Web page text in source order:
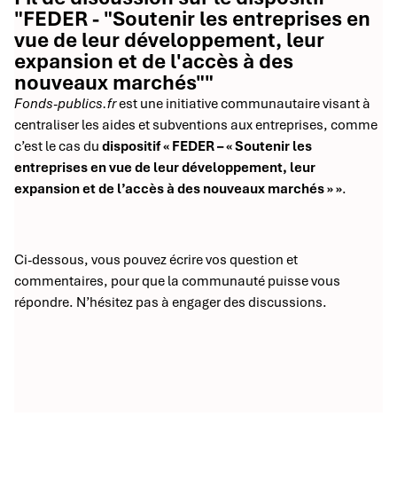
"FEDER - "Soutenir les entreprises en
vue de leur développement, leur
expansion et de l'accès à des
nouveaux marchés""
Fonds-publics.frest une initiative communautaire visant à
centraliser les aides et subventions aux entreprises, comme
c’est le cas du dispositif « FEDER – « Soutenir les
entreprises en vue de leur développement, leur
expansion et de l’accès à des nouveaux marchés » ».
Ci-dessous, vous pouvez écrire vos question et
commentaires, pour que la communauté puisse vous
répondre. N’hésitez pas à engager des discussions.